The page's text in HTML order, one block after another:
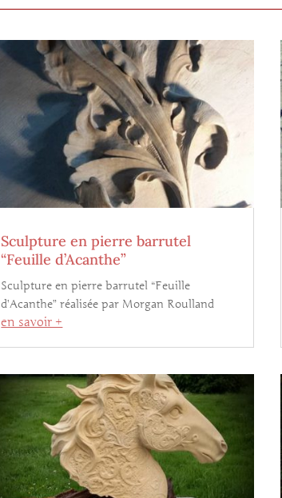
Sculpture en pierre barrutel
“Feuille d’Acanthe”
Sculpture en pierre barrutel “Feuille
d’Acanthe” réalisée par Morgan Roulland
en savoir +